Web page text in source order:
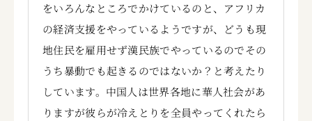
をいろんなところでかけているのと、アフリカ
の経済支援をやっているようですが、どうも現
地住民を雇用せず漢民族でやっているのでその
うち暴動でも起きるのではないか？と考えたり
しています。中国人は世界各地に華人社会があ
りますが彼らが冷えとりを全員やってくれたら